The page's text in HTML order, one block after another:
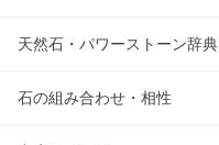
天然石・パワーストーン辞典
石の組み合わせ・相性